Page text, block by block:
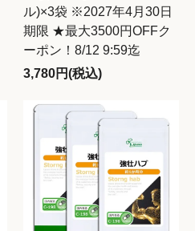
ル)×3袋 ※2027年4月30日
期限 ★最大3500円OFFク
ーポン！8/12 9:59迄
3,780円(税込)